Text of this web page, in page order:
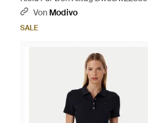
Slim Fit - Rot
Von Modivo
SALE